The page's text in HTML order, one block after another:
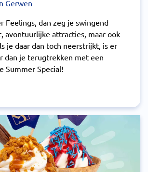
Gerwen
Feelings, dan zeg je swingend
avontuurlijke attracties, maar ook
je daar dan toch neerstrijkt, is er
dan je terugtrekken met een
Summer Special!